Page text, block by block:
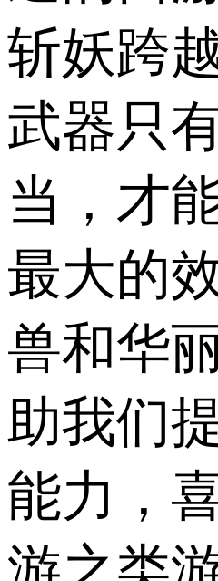
斩妖跨
武器只
当，才
最大的
兽和华
助我们
能力，